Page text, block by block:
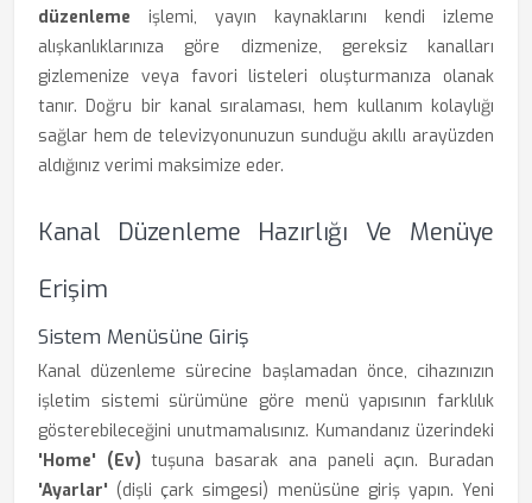
düzenleme işlemi, yayın kaynaklarını kendi izleme
alışkanlıklarınıza göre dizmenize, gereksiz kanalları
gizlemenize veya favori listeleri oluşturmanıza olanak
tanır. Doğru bir kanal sıralaması, hem kullanım kolaylığı
sağlar hem de televizyonunuzun sunduğu akıllı arayüzden
aldığınız verimi maksimize eder.
Kanal Düzenleme Hazırlığı Ve Menüye
Erişim
Sistem Menüsüne Giriş
Kanal düzenleme sürecine başlamadan önce, cihazınızın
işletim sistemi sürümüne göre menü yapısının farklılık
gösterebileceğini unutmamalısınız. Kumandanız üzerindeki
'Home' (Ev) tuşuna basarak ana paneli açın. Buradan
'Ayarlar' (dişli çark simgesi) menüsüne giriş yapın. Yeni